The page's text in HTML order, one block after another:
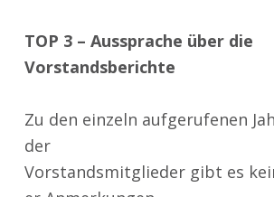
TOP 3 – Aussprache über die
Vorstandsberichte
Zu den einzeln aufgerufenen
der
Vorstandsmitglieder gibt es